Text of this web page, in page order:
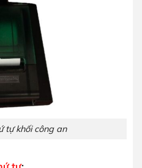
tự khối công an